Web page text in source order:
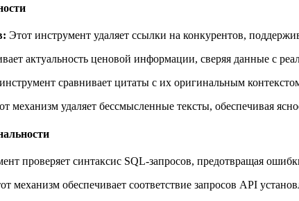
Этот инструмент удаляет ссылки на конкурентов,
актуальность ценовой информации, сверяя данные с
сравнивает цитаты с их оригинальным
механизм удаляет бессмысленные тексты, обеспечивая
проверяет синтаксис SQL-запросов, предотвращая
механизм обеспечивает соответствие запросов API